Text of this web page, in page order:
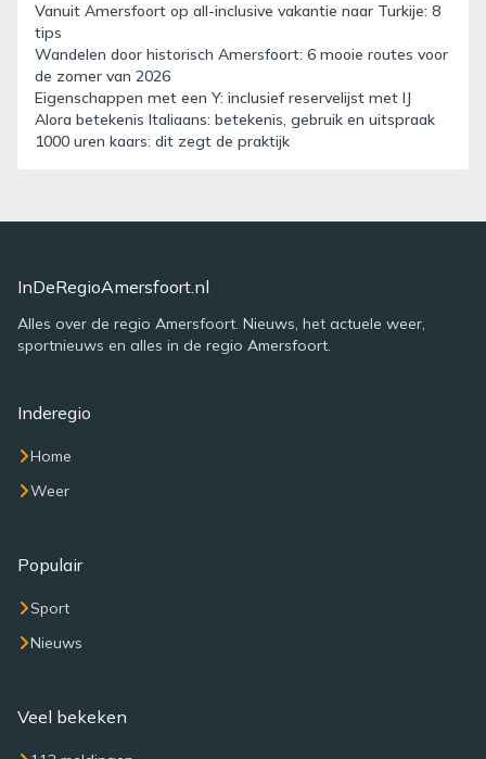
Vanuit Amersfoort op all-inclusive vakantie naar Turkije: 8
tips
Wandelen door historisch Amersfoort: 6 mooie routes voor
de zomer van 2026
Eigenschappen met een Y: inclusief reservelijst met IJ
Alora betekenis Italiaans: betekenis, gebruik en uitspraak
1000 uren kaars: dit zegt de praktijk
InDeRegioAmersfoort.nl
Alles over de regio Amersfoort. Nieuws, het actuele weer,
sportnieuws en alles in de regio Amersfoort.
Inderegio
Home
Weer
Populair
Sport
Nieuws
Veel bekeken